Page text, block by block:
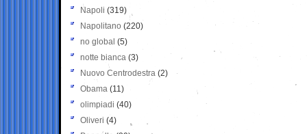
Napoli (319)
Napolitano (220)
no global (5)
notte bianca (3)
Nuovo Centrodestra (2)
Obama (11)
olimpiadi (40)
Oliveri (4)